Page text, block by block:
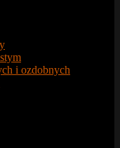
i ozdobnych